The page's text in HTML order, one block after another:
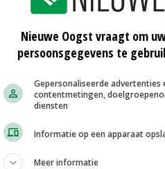
Boer krijgt
TV:
Nieuwe Oogst vraagt om
persoonsgegevens te
Gepersonaliseerde
contentmetingen,
diensten
Informatie op een apparaat
Meer informatie